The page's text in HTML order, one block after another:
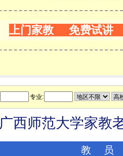
上门家教 免费试讲
专业:
广西师范大学家教
教